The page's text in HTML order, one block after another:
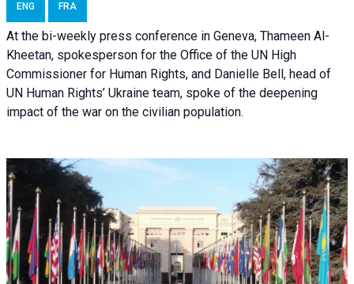
ENG FRA
At the bi-weekly press conference in Geneva, Thameen Al-
Kheetan, spokesperson for the Office of the UN High
Commissioner for Human Rights, and Danielle Bell, head of
UN Human Rights’ Ukraine team, spoke of the deepening
impact of the war on the civilian population.